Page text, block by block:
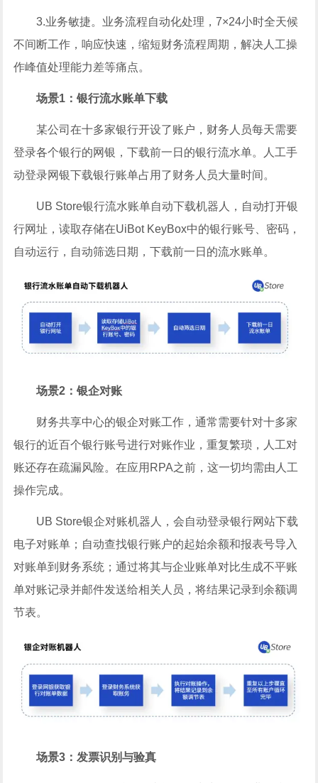
3.业务敏捷。业务流程自动化处理，7×24小时全天候
不间断工作，响应快速，缩短财务流程周期，解决人工操
作峰值处理能力差等痛点。
场景1：银行流水账单下载
某公司在十多家银行开设了账户，财务人员每天需要
登录各个银行的网银，下载前一日的银行流水单。人工手
动登录网银下载银行账单占用了财务人员大量时间。
UB Store银行流水账单自动下载机器人，自动打开银
行网址，读取存储在UiBot KeyBox中的银行账号、密码，
自动运行，自动筛选日期，下载前一日的流水账单。
场景2：银企对账
财务共享中心的银企对账工作，通常需要针对十多家
银行的近百个银行账号进行对账作业，重复繁琐，人工对
账还存在疏漏风险。在应用RPA之前，这一切均需由人工
操作完成。
UB Store银企对账机器人，会自动登录银行网站下载
电子对账单；自动查找银行账户的起始余额和报表号导入
对账单到财务系统；通过将其与企业账单对比生成不平账
单对账记录并邮件发送给相关人员，将结果记录到余额调
节表。
场景3：发票识别与验真